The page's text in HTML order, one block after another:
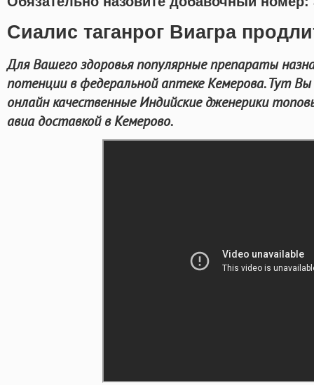
Сиалис таганрог Виагра
Для Вашего здоровья популярные препараты
потенции в федеральной аптеке Кемерова. Тут
онлайн качественные Индийские дженерики
авиа доставкой в Кемерово.